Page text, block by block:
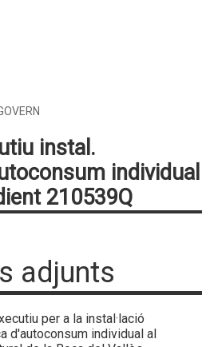
instal.
individual
210539Q
adjunts
per a la instal·lació
d'autoconsum individual al